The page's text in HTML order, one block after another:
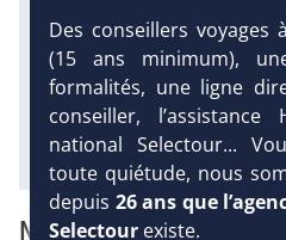
Équipement :
226
Tx:38 % Tx
58 km
NOTRE AVIS
Des conseillers voyages
(15 ans minimum),
formalités, une ligne
conseiller,
national Selectour...
toute quiétude, nous
depuis 26 ans que
Selectour existe.